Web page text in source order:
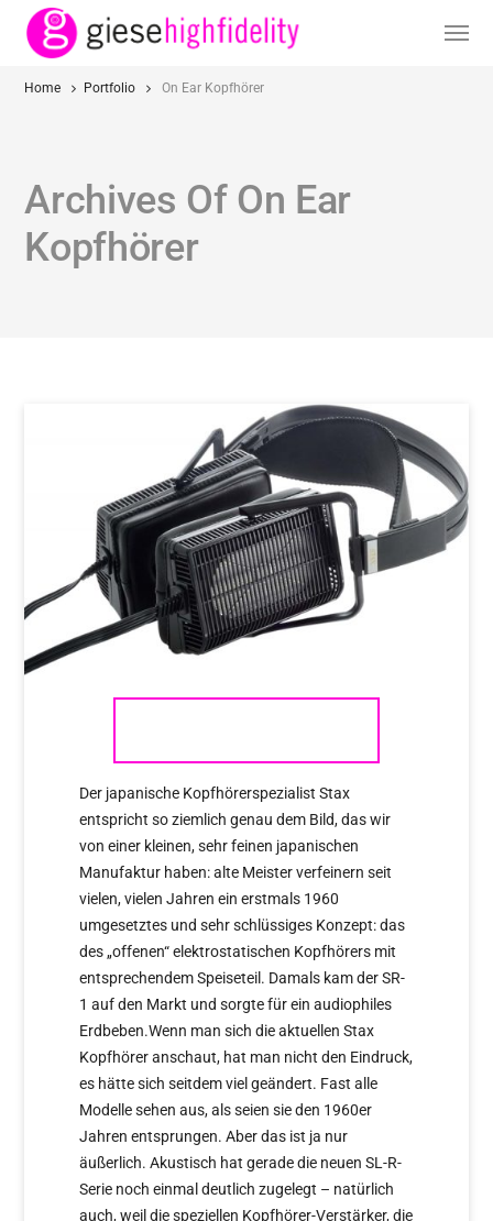
Home Portfolio On Ear Kopfhörer
Archives Of On Ear
Kopfhörer
Der japanische Kopfhörerspezialist Stax
entspricht so ziemlich genau dem Bild, das wir
von einer kleinen, sehr feinen japanischen
Manufaktur haben: alte Meister verfeinern seit
vielen, vielen Jahren ein erstmals 1960
umgesetztes und sehr schlüssiges Konzept: das
des „offenen“ elektrostatischen Kopfhörers mit
entsprechendem Speiseteil. Damals kam der SR-
1 auf den Markt und sorgte für ein audiophiles
Erdbeben.Wenn man sich die aktuellen Stax
Kopfhörer anschaut, hat man nicht den Eindruck,
es hätte sich seitdem viel geändert. Fast alle
Modelle sehen aus, als seien sie den 1960er
Jahren entsprungen. Aber das ist ja nur
äußerlich. Akustisch hat gerade die neuen SL-R-
Serie noch einmal deutlich zugelegt – natürlich
auch, weil die speziellen Kopfhörer-Verstärker, die